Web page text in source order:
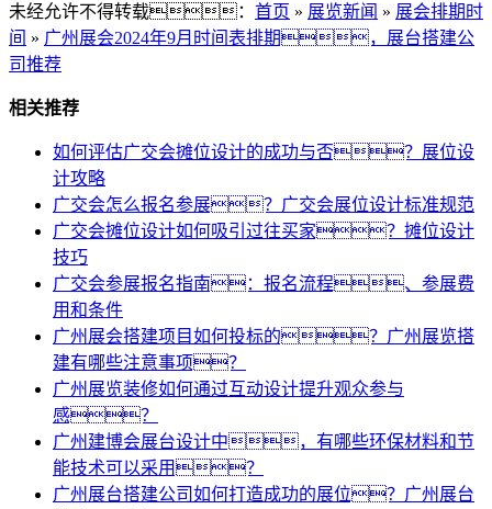
未经允许不得转载： 首页 » 展览新闻 » 展会排期时
间 » 广州展会2024年9月时间表排期，展台搭建公
司推荐
相关推荐
如何评估广交会摊位设计的成功与否？展位设
计攻略
广交会怎么报名参展？广交会展位设计标准规范
广交会摊位设计如何吸引过往买家？摊位设计
技巧
广交会参展报名指南：报名流程、参展费
用和条件
广州展会搭建项目如何投标的？广州展览搭
建有哪些注意事项？
广州展览装修如何通过互动设计提升观众参与
感？
广州建博会展台设计中，有哪些环保材料和节
能技术可以采用？
广州展台搭建公司如何打造成功的展位？广州展台